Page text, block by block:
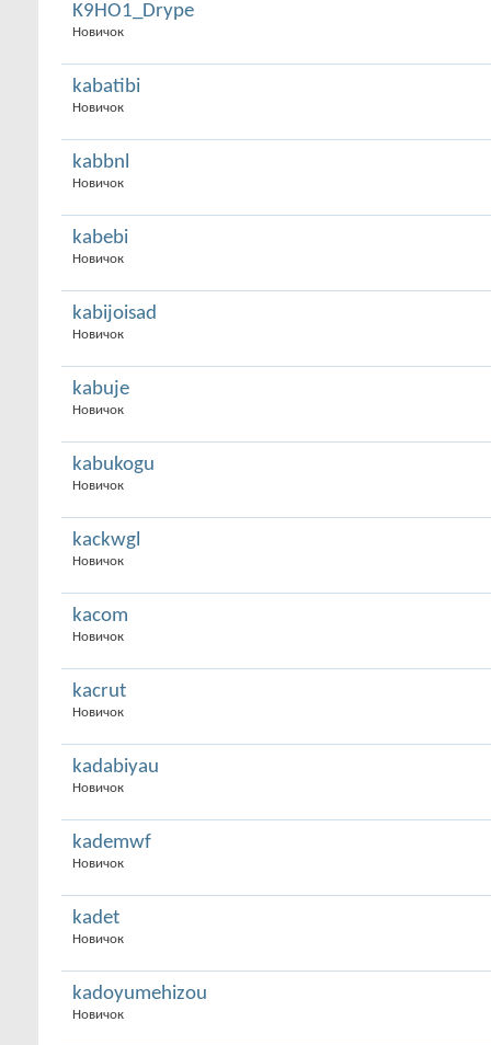
K9HO1_Drype
Новичок
kabatibi
Новичок
kabbnl
Новичок
kabebi
Новичок
kabijoisad
Новичок
kabuje
Новичок
kabukogu
Новичок
kackwgl
Новичок
kacom
Новичок
kacrut
Новичок
kadabiyau
Новичок
kademwf
Новичок
kadet
Новичок
kadoyumehizou
Новичок